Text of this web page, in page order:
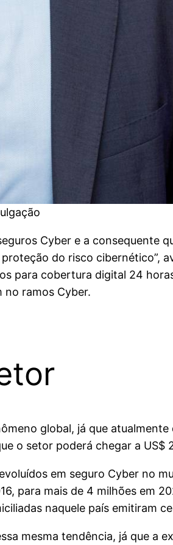
Cyber e a consequente
do risco cibernético”,
para cobertura digital 24
no ramos Cyber.
global, já que
o setor poderá chegar a US$
em seguro Cyber no
para mais de 4 milhões em
naquele país emitiram
mesma tendência, já que a